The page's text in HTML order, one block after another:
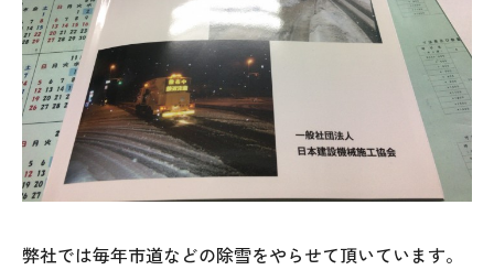
弊社では毎年市道などの除雪をやらせて頂いています。